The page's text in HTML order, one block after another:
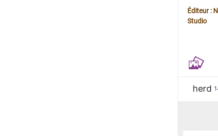
Éditeur :
Studio
herd